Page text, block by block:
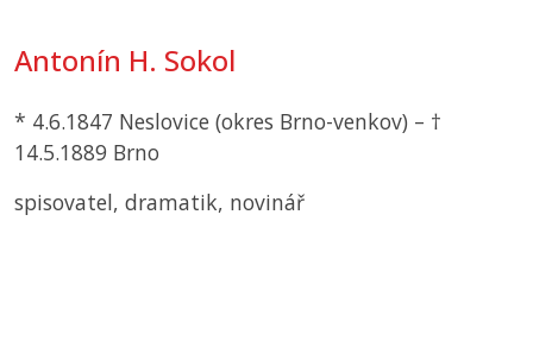
Antonín H. Sokol
* 4.6.1847 Neslovice (okres Brno-venkov) – †
14.5.1889 Brno
spisovatel, dramatik, novinář